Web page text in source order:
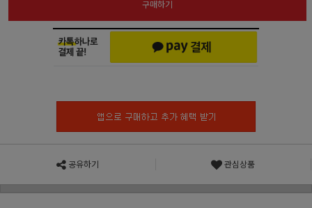
구매하기
공유하기 관심상품